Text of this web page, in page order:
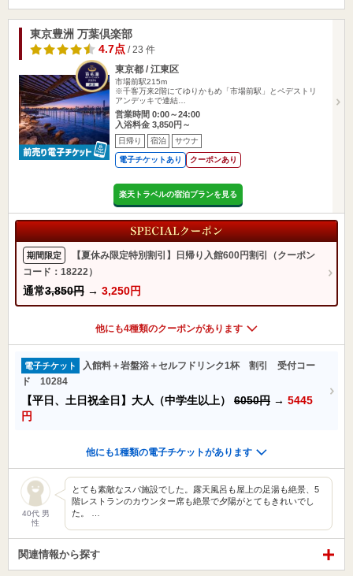
東京豊洲 万葉倶楽部
4.7点 / 23 件
東京都 / 江東区
市場前駅215m
※千客万来2階にてゆりかもめ「市場前駅」とペデストリ
アンデッキで連結…
営業時間 0:00～24:00
入浴料金 3,850円～
日帰り 宿泊 サウナ
電子チケットあり クーポンあり
楽天トラベルの宿泊プランを見る
期間限定
【夏休み限定特別割引】日帰り入館600円割引（クーポン
コード：18222）
通常3,850円 → 3,250円
他にも4種類のクーポンがあります
電子チケット
入館料＋岩盤浴＋セルフドリンク1杯 割引 受付コー
ド 10284
【平日、土日祝全日】大人（中学生以上） 6050円 → 5445
円
他にも1種類の電子チケットがあります
40代 男
性
とても素敵なスパ施設でした。露天風呂も屋上の足湯も絶景、5
階レストランのカウンター席も絶景で夕陽がとてもきれいでし
た。 …
関連情報から探す